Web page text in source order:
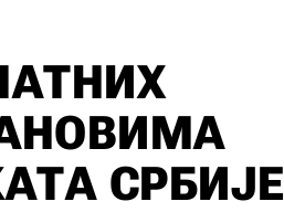
СРБИЈЕ